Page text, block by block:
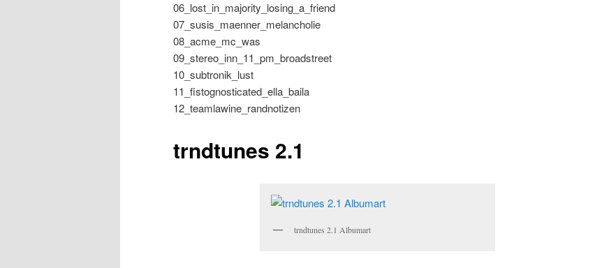
06_lost_in_majority_losing_a_friend
07_susis_maenner_melancholie
08_acme_mc_was
09_stereo_inn_11_pm_broadstreet
10_subtronik_lust
11_fistognosticated_ella_baila
12_teamlawine_randnotizen
trndtunes 2.1
trndtunes 2.1 Albumart